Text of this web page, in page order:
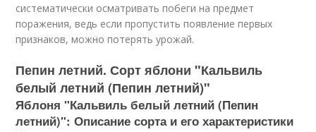
систематически осматривать побеги на предмет
поражения, ведь если пропустить появление первых
признаков, можно потерять урожай.
Пепин летний. Сорт яблони "Кальвиль
белый летний (Пепин летний)"
Яблоня "Кальвиль белый летний (Пепин
летний)": Описание сорта и его характеристики